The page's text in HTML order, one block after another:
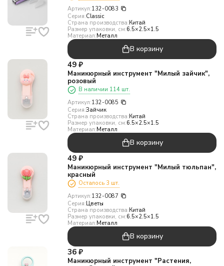
Артикул:132-0083
Серия:Classic
Страна производства:Китай
Размер упаковки, см:6.5×2.5×1.5
Материал:Металл
В корзину
49 ₽
Маникюрный инструмент "Милый зайчик",
розовый
В наличии 114 шт.
Артикул:132-0085
Серия:Зайчик
Страна производства:Китай
Размер упаковки, см:6.5×2.5×1.5
Материал:Металл
В корзину
49 ₽
Маникюрный инструмент "Милый тюльпан",
красный
Осталось 3 шт.
Артикул:132-0087
Серия:Цветы
Страна производства:Китай
Размер упаковки, см:6.5×2.5×1.5
Материал:Металл
В корзину
36 ₽
Маникюрный инструмент "Растения,